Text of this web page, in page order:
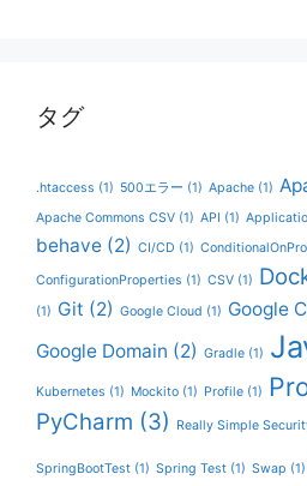
タグ
.htaccess (1) 500エラー (1) Apache (1)
Apache Commons CSV (1) API (1)
behave (2) CI/CD (1)
ConfigurationProperties (1) CSV (1)
(1) Git (2) Google Cloud (1) Google
Google Domain (2) Gradle (1)
Kubernetes (1) Mockito (1) Profile (1)
PyCharm (3) Really Simple
SpringBootTest (1) Spring Test (1) Swap (1)